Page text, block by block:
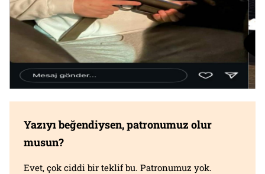
Yazıyı beğendiysen, patronumuz olur
musun?
Evet, çok ciddi bir teklif bu. Patronumuz yok.